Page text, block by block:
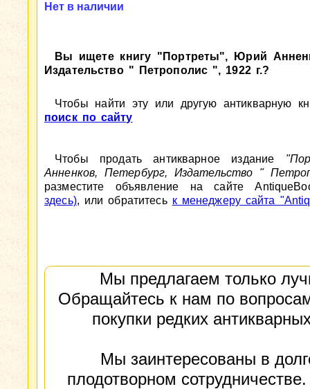
Нет в наличии
Вы ищете книгу "Портреты", Юрий
Издательство " Петрополис ", 1922 г.?
Чтобы найти эту или другую антикварную
поиск по сайту
Чтобы продать антикварное издание
Анненков, Петербург, Издательство "
разместите объявление на сайте
здесь), или обратитесь к менеджеру сайта
Мы предлагаем только
Обращайтесь к нам по
покупки редких
Мы заинтересованы в
плодотворном